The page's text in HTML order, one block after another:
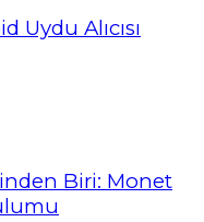
Uydu Alıcısı
Biri: Monet